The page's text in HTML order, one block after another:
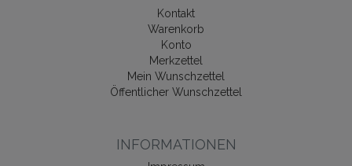
Kontakt
Warenkorb
Konto
Merkzettel
Mein Wunschzettel
Öffentlicher Wunschzettel
INFORMATIONEN